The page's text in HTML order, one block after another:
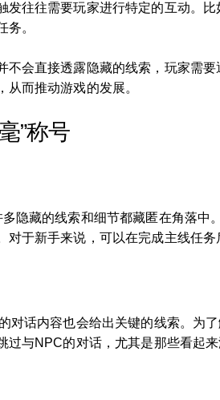
往往需要玩家进行特定的互动。
。
会直接透露隐藏的线索，玩家需
而推动游戏的发展。
”称号
隐藏的线索和细节都藏匿在角落
于新手来说，可以在完成主线任
对话内容也会给出关键的线索。为
与NPC的对话，尤其是那些看起来